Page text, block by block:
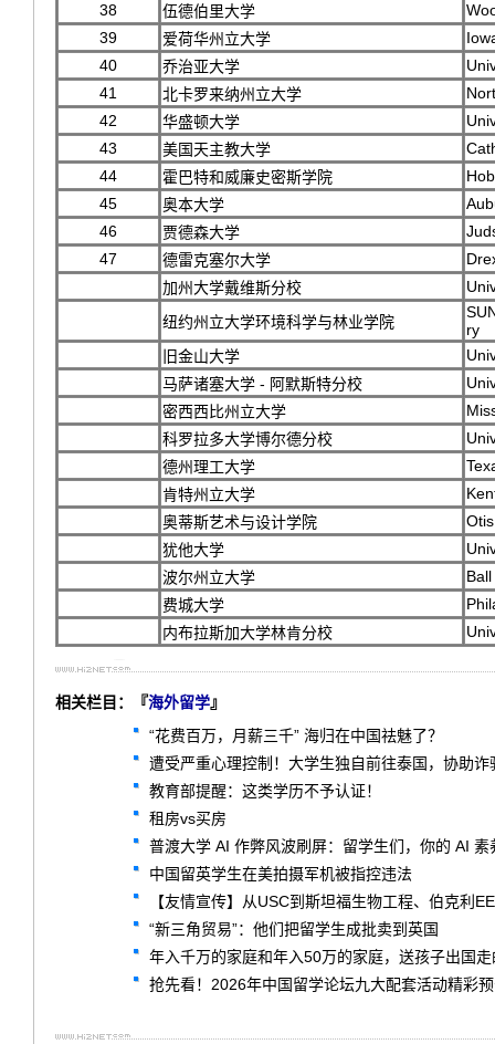
38
伍德伯里大学
39
爱荷华州立大学
40
乔治亚大学
41
北卡罗来纳州立大学
42
华盛顿大学
43
美国天主教大学
44
霍巴特和威廉史密斯学院
45
奥本大学
46
贾德森大学
47
德雷克塞尔大学
加州大学戴维斯分校
纽约州立大学环境科学与林业学院
ry
旧金山大学
马萨诸塞大学 - 阿默斯特分校
密西西比州立大学
科罗拉多大学博尔德分校
德州理工大学
肯特州立大学
奥蒂斯艺术与设计学院
犹他大学
波尔州立大学
费城大学
内布拉斯加大学林肯分校
相关栏目：『海外留学』
“花费百万，月薪三千” 海归在中国祛魅了？
遭受严重心理控制！大学生独自前往泰国，协助
教育部提醒：这类学历不予认证！
租房vs买房
普渡大学 AI 作弊风波刷屏：留学生们，你的 AI
中国留英学生在美拍摄军机被指控违法
【友情宣传】从USC到斯坦福生物工程、伯克利
“新三角贸易”：他们把留学生成批卖到英国
年入千万的家庭和年入50万的家庭，送孩子出国
抢先看！2026年中国留学论坛九大配套活动精彩